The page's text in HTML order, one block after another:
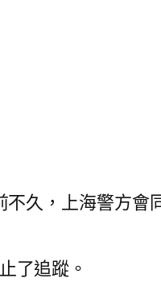
久，上海警方會
了追蹤。